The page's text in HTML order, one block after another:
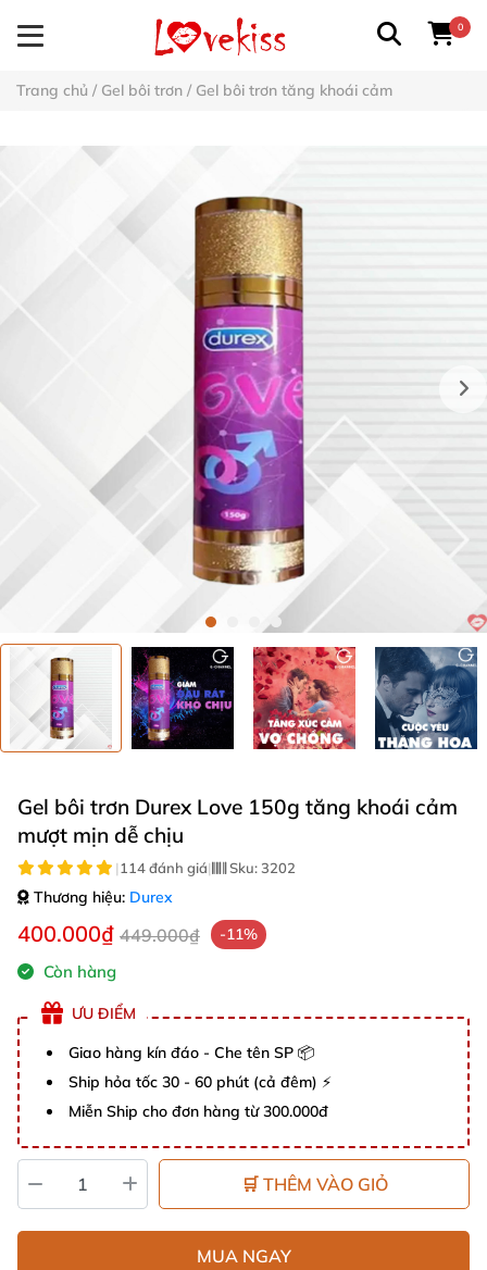
0
Trang chủ / Gel bôi trơn / Gel bôi trơn tăng khoái cảm
Gel bôi trơn Durex Love 150g tăng khoái cảm
mượt mịn dễ chịu
|114 đánh giá| Sku:3202
Thương hiệu: Durex
400.000₫ 449.000₫ -11%
Còn hàng
ƯU ĐIỂM
Giao hàng kín đáo - Che tên SP 📦
Ship hỏa tốc 30 - 60 phút (cả đêm) ⚡
Miễn Ship cho đơn hàng từ 300.000đ
🛒 THÊM VÀO GIỎ
MUA NGAY